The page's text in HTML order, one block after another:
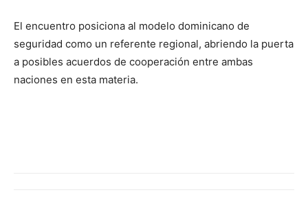
El encuentro posiciona al modelo dominicano de
seguridad como un referente regional, abriendo la puerta
a posibles acuerdos de cooperación entre ambas
naciones en esta materia.